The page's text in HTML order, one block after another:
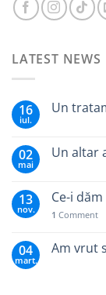
LATEST NEWS
16
iul.
Un
02
mai
Un altar
13
nov.
Ce-i
1 Comment
04
mart.
Am vrut